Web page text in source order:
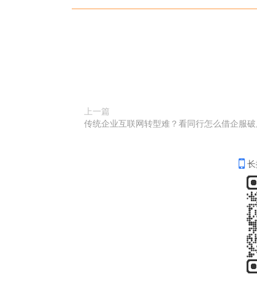
上一篇
传统企业互联网转型难？看同行怎么借企服